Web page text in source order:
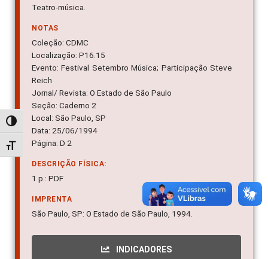
Alternar alto contraste
Alternar tamanho da fonte
Teatro-música.
NOTAS
Coleção: CDMC
Localização: P16.15
Evento: Festival Setembro Música; Participação Steve
Reich
Jornal/ Revista: O Estado de São Paulo
Seção: Caderno 2
Local: São Paulo, SP
Data: 25/06/1994
Página: D 2
DESCRIÇÃO FÍSICA:
1 p.: PDF
IMPRENTA
São Paulo, SP: O Estado de São Paulo, 1994.
INDICADORES